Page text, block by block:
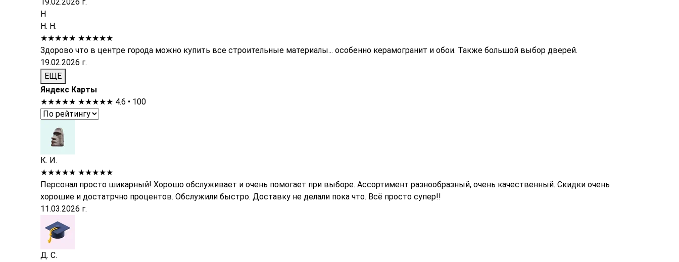
19.02.2026 г.
Н
Н. Н.
★★★★★ ★★★★★
Здорово что в центре города можно купить все строительные материалы... особенно керамогранит и обои. Также большой выбор дверей.
19.02.2026 г.
ЕЩЕ
Яндекс Карты
★★★★★ ★★★★★ 4.6 • 100
К. И.
★★★★★ ★★★★★
Персонал просто шикарный! Хорошо обслуживает и очень помогает при выборе. Ассортимент разнообразный, очень качественный. Скидки очень
хорошие и достатрчно процентов. Обслужили быстро. Доставку не делали пока что. Всё просто супер!!
11.03.2026 г.
Д. С.